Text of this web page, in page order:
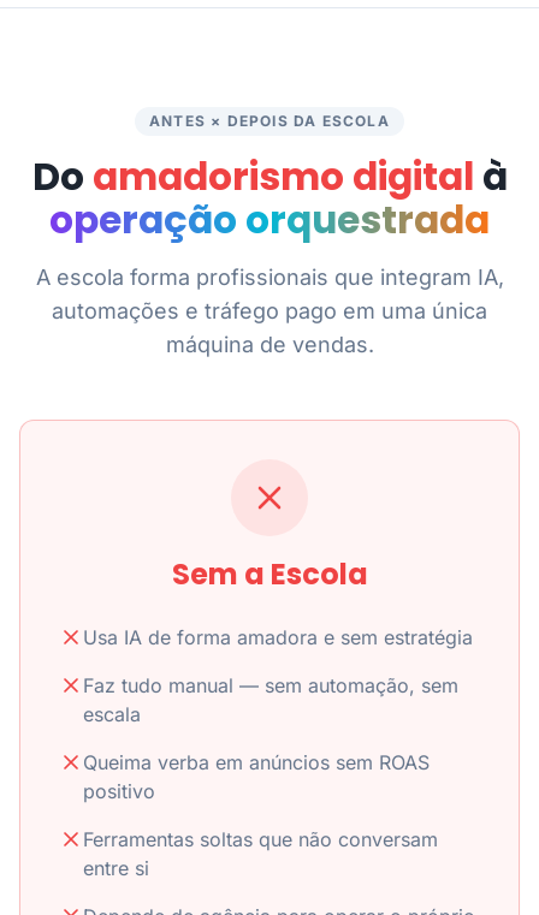
ANTES × DEPOIS DA ESCOLA
Do amadorismo digital à
operação orquestrada
A escola forma profissionais que integram IA,
automações e tráfego pago em uma única
máquina de vendas.
Sem a Escola
Usa IA de forma amadora e sem estratégia
Faz tudo manual — sem automação, sem
escala
Queima verba em anúncios sem ROAS
positivo
Ferramentas soltas que não conversam
entre si